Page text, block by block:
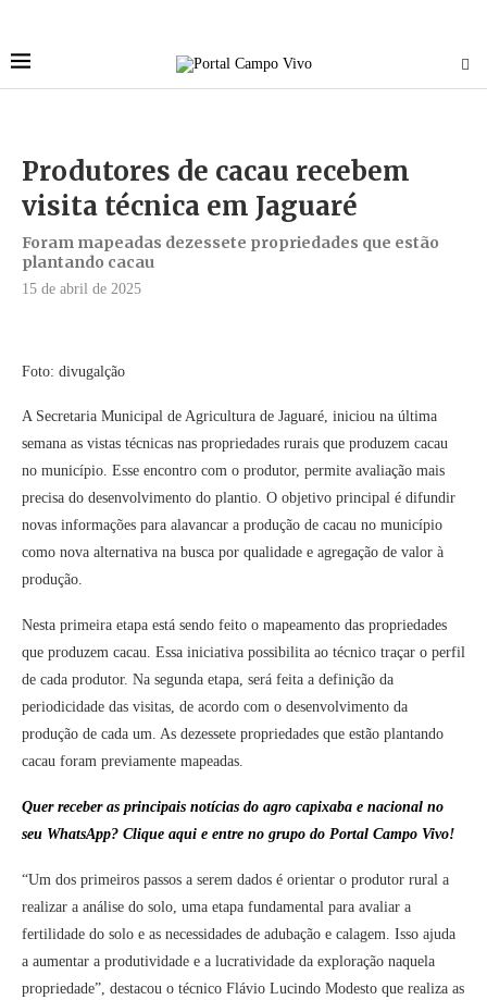
Produtores de cacau recebem
visita técnica em Jaguaré
Foram mapeadas dezessete propriedades que estão
plantando cacau
15 de abril de 2025
Foto: divugalção
A Secretaria Municipal de Agricultura de Jaguaré, iniciou na última
semana as vistas técnicas nas propriedades rurais que produzem cacau
no município. Esse encontro com o produtor, permite avaliação mais
precisa do desenvolvimento do plantio. O objetivo principal é difundir
novas informações para alavancar a produção de cacau no município
como nova alternativa na busca por qualidade e agregação de valor à
produção.
Nesta primeira etapa está sendo feito o mapeamento das propriedades
que produzem cacau. Essa iniciativa possibilita ao técnico traçar o perfil
de cada produtor. Na segunda etapa, será feita a definição da
periodicidade das visitas, de acordo com o desenvolvimento da
produção de cada um. As dezessete propriedades que estão plantando
cacau foram previamente mapeadas.
Quer receber as principais notícias do agro capixaba e nacional no
seu WhatsApp? Clique aqui e entre no grupo do Portal Campo Vivo!
“Um dos primeiros passos a serem dados é orientar o produtor rural a
realizar a análise do solo, uma etapa fundamental para avaliar a
fertilidade do solo e as necessidades de adubação e calagem. Isso ajuda
a aumentar a produtividade e a lucratividade da exploração naquela
propriedade”, destacou o técnico Flávio Lucindo Modesto que realiza as